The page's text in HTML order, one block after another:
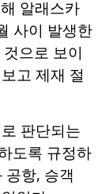
알래스카
사이 발생한
으로 보이
고 제재 절
판단되는
도록 규정하
공항, 승객